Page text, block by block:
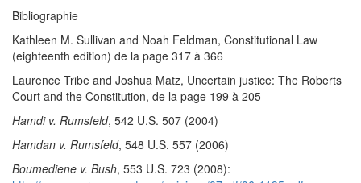
Bibliographie
Kathleen M. Sullivan and Noah Feldman, Constitutional Law
(eighteenth edition) de la page 317 à 366
Laurence Tribe and Joshua Matz, Uncertain justice: The Roberts
Court and the Constitution, de la page 199 à 205
Hamdi v. Rumsfeld, 542 U.S. 507 (2004)
Hamdan v. Rumsfeld, 548 U.S. 557 (2006)
Boumediene v. Bush, 553 U.S. 723 (2008):